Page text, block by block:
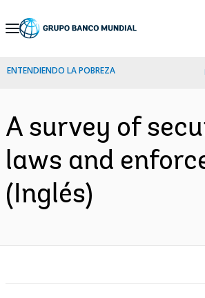
Skip
Navigation
ENTENDIENDO LA POBREZA
A survey of
laws and
(Inglés)